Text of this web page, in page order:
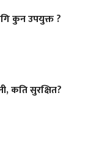
कुन उपयुक्त ?
कति सुरक्षित?